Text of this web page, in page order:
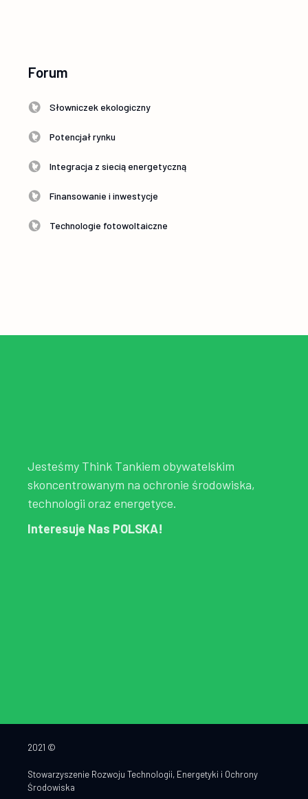
Forum
Słowniczek ekologiczny
Potencjał rynku
Integracja z siecią energetyczną
Finansowanie i inwestycje
Technologie fotowoltaiczne
Jesteśmy Think Tankiem obywatelskim
skoncentrowanym na ochronie środowiska,
technologii oraz energetyce.
Interesuje Nas POLSKA!
2021 ©
Stowarzyszenie Rozwoju Technologii, Energetyki i Ochrony
Środowiska